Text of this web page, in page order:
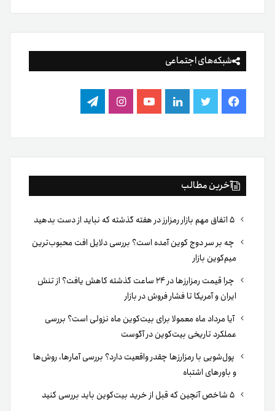
شبکه‌های اجتماعی
فیس
بوک
توییتر لینکدینیوتیوباینستاگرام
تلگرام
آخرین مطالب
چه بر سر دوج کوین آمده است؟ بررسی دلایل افت محبوب‌ترین
میم‌کوین بازار
چرا قیمت رمزارزها در ۲۴ ساعت گذشته کاهش یافت؟ از تنش
ایران و آمریکا تا فشار فروش در بازار
آیا مرداد ماه معمولا برای بیت‌کوین ماه نزولی است؟ بررسی
عملکرد تاریخی بیت‌کوین در آگوست
پول‌شویی با رمزارزها چقدر واقعیت دارد؟ بررسی آمارها، روش‌ها
و باورهای اشتباه